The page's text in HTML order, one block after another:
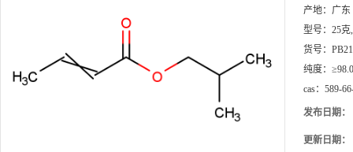
产地： 广东
型号： 25克
货号：
纯度：
cas： 589-
发布日期：
更新日期：